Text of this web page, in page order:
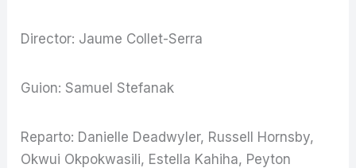
Director: Jaume Collet-Serra
Guion: Samuel Stefanak
Reparto: Danielle Deadwyler, Russell Hornsby,
Okwui Okpokwasili, Estella Kahiha, Peyton